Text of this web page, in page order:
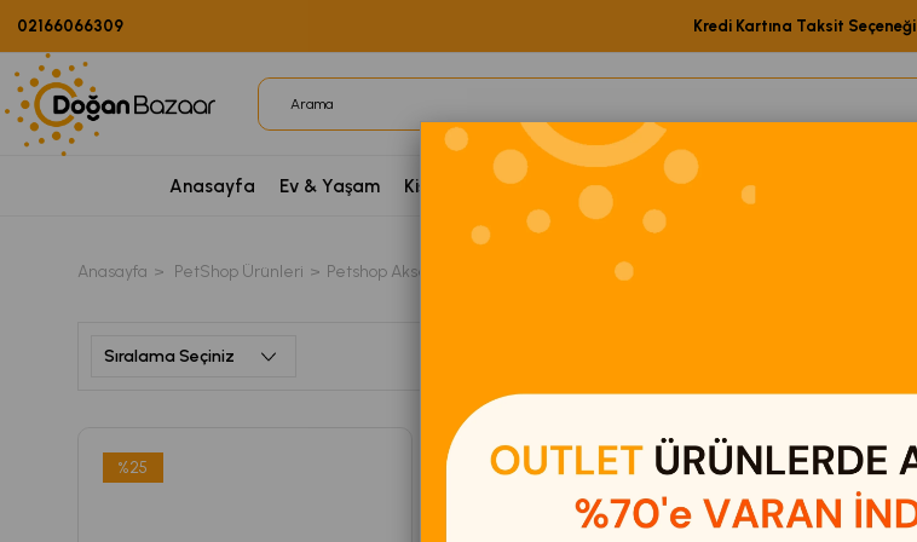
02166066309 Kredi Kartına Taksit Seçeneği
Anasayfa Ev & Yaşam Kişisel Bakım PetShop Ürünleri Elektronik
Anasayfa PetShop Ürünleri Petshop Aksesuarları
%25 %25